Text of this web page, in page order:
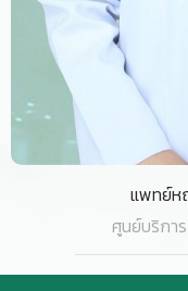
แพท
ศูนย์บริกา